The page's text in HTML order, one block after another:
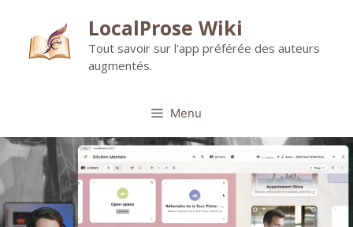
contenu
LocalProse Wiki
Tout savoir sur l'app préférée des auteurs
augmentés.
Menu